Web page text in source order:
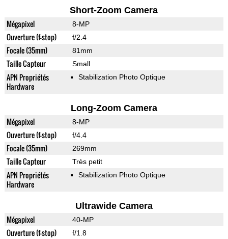
Short-Zoom Camera
Mégapixel 8-MP
Ouverture (f-stop) f/2.4
Focale (35mm) 81mm
Taille Capteur Small
APN Propriétés
Hardware
Stabilization Photo Optique
Long-Zoom Camera
Mégapixel 8-MP
Ouverture (f-stop) f/4.4
Focale (35mm) 269mm
Taille Capteur Très petit
APN Propriétés
Hardware
Stabilization Photo Optique
Ultrawide Camera
Mégapixel 40-MP
Ouverture (f-stop) f/1.8